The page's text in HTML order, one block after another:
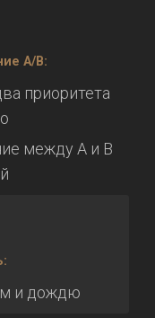
A/B:
приоритета
между A и B
и дождю